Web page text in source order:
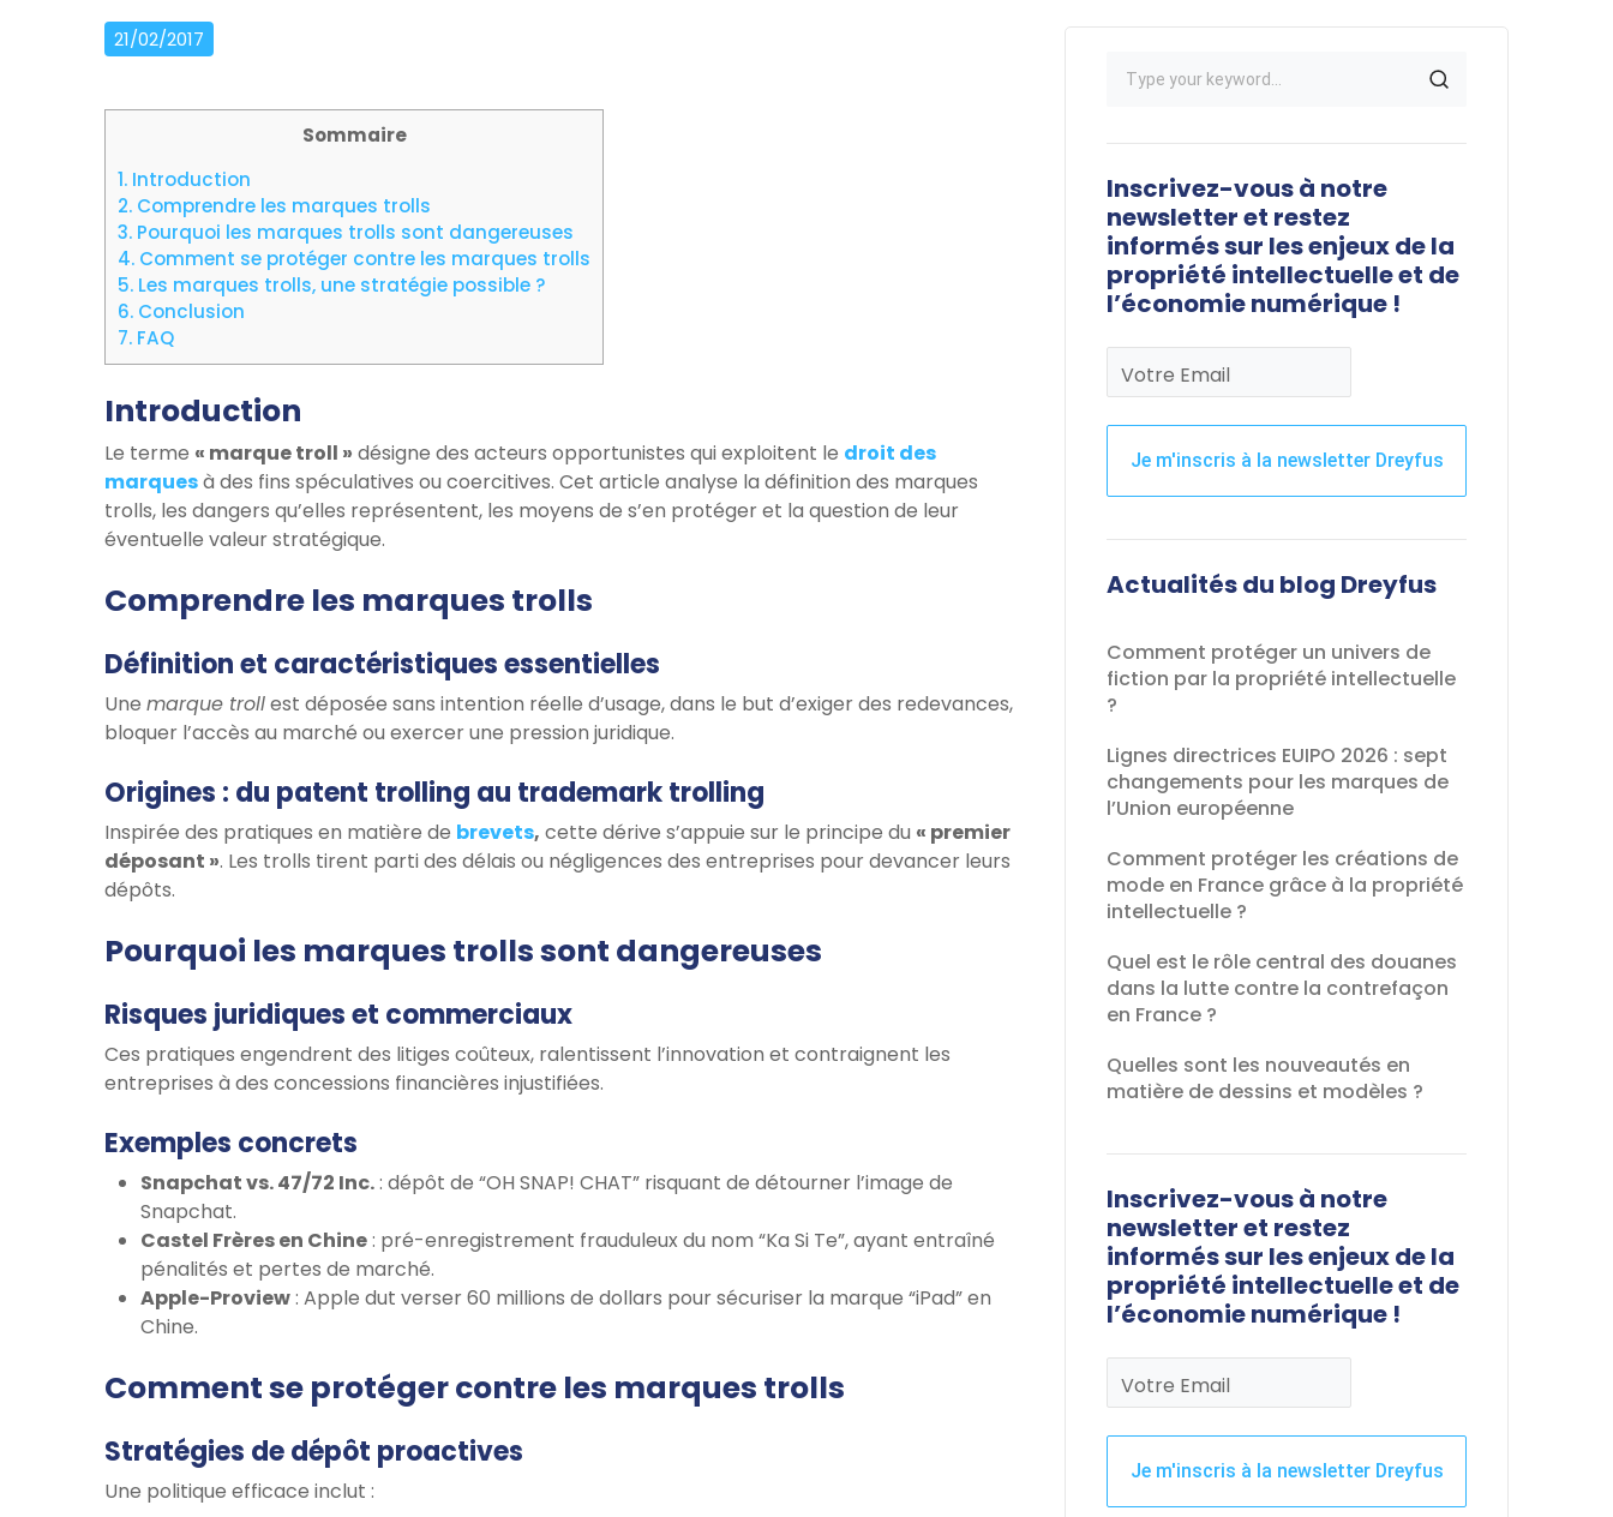
21/02/2017
Sommaire
1. Introduction
2. Comprendre les marques trolls
3. Pourquoi les marques trolls sont dangereuses
4. Comment se protéger contre les marques trolls
5. Les marques trolls, une stratégie possible ?
6. Conclusion
7. FAQ
Introduction
Le terme « marque troll » désigne des acteurs opportunistes qui exploitent le droit des
marquesà des fins spéculatives ou coercitives. Cet article analyse la définition des marques
trolls, les dangers qu’elles représentent, les moyens de s’en protéger et la question de leur
éventuelle valeur stratégique.
Comprendre les marques trolls
Définition et caractéristiques essentielles
Une marque trollest déposée sans intention réelle d’usage, dans le but d’exiger des redevances,
bloquer l’accès au marché ou exercer une pression juridique.
Origines : du patent trolling au trademark trolling
Inspirée des pratiques en matière de brevets, cette dérive s’appuie sur le principe du « premier
déposant ». Les trolls tirent parti des délais ou négligences des entreprises pour devancer leurs
dépôts.
Pourquoi les marques trolls sont dangereuses
Risques juridiques et commerciaux
Ces pratiques engendrent des litiges coûteux, ralentissent l’innovation et contraignent les
entreprises à des concessions financières injustifiées.
Exemples concrets
Snapchat vs. 47/72 Inc.: dépôt de “OH SNAP! CHAT” risquant de détourner l’image de
Snapchat.
Castel Frères en Chine: pré-enregistrement frauduleux du nom “Ka Si Te”, ayant entraîné
pénalités et pertes de marché.
Apple-Proview: Apple dut verser 60 millions de dollars pour sécuriser la marque “iPad” en
Chine.
Comment se protéger contre les marques trolls
Stratégies de dépôt proactives
Une politique efficace inclut :
Inscrivez-vous à notre
newsletter et restez
informés sur les enjeux de la
propriété intellectuelle et de
l’économie numérique !
Votre Email
Je m'inscris à la newsletter Dreyfus
champ
devrait
vide
Actualités du blog Dreyfus
Comment protéger un univers de
fiction par la propriété intellectuelle
?
Lignes directrices EUIPO 2026 : sept
changements pour les marques de
l’Union européenne
Comment protéger les créations de
mode en France grâce à la propriété
intellectuelle ?
Quel est le rôle central des douanes
dans la lutte contre la contrefaçon
en France ?
Quelles sont les nouveautés en
matière de dessins et modèles ?
Inscrivez-vous à notre
newsletter et restez
informés sur les enjeux de la
propriété intellectuelle et de
l’économie numérique !
Votre Email
Je m'inscris à la newsletter Dreyfus